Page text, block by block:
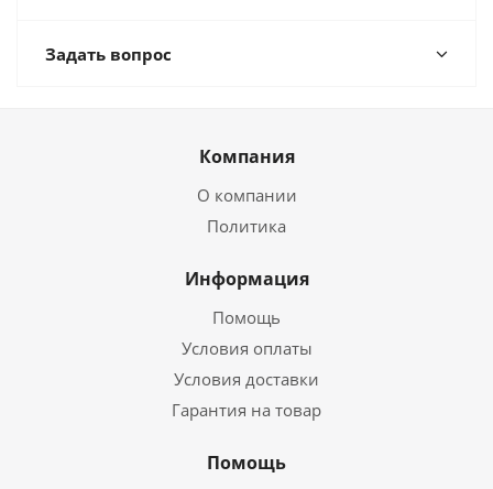
Задать вопрос
Компания
О компании
Политика
Информация
Помощь
Условия оплаты
Условия доставки
Гарантия на товар
Помощь